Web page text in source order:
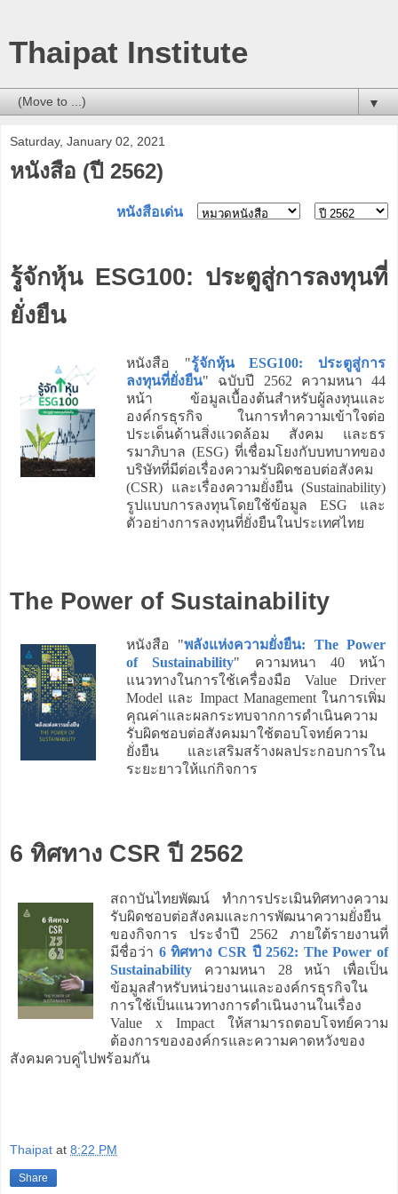
Thaipat Institute
▼
Saturday, January 02, 2021
หนังสือ (ปี 2562)
หนังสือเด่น
รู้จักหุ้น ESG100: ประตูสู่การลงทุนที่
ยั่งยืน
หนังสือ "รู้จักหุ้น ESG100: ประตูสู่การ
ลงทุนที่ยั่งยืน" ฉบับปี 2562 ความหนา 44
หน้า ข้อมูลเบื้องต้นสำหรับผู้ลงทุนและ
องค์กรธุรกิจ ในการทำความเข้าใจต่อ
ประเด็นด้านสิ่งแวดล้อม สังคม และธร
รมาภิบาล (ESG) ที่เชื่อมโยงกับบทบาทของ
บริษัทที่มีต่อเรื่องความรับผิดชอบต่อสังคม
(CSR) และเรื่องความยั่งยืน (Sustainability)
รูปแบบการลงทุนโดยใช้ข้อมูล ESG และ
ตัวอย่างการลงทุนที่ยั่งยืนในประเทศไทย
The Power of Sustainability
หนังสือ "พลังแห่งความยั่งยืน: The Power
of Sustainability" ความหนา 40 หน้า
แนวทางในการใช้เครื่องมือ Value Driver
Model และ Impact Management ในการเพิ่ม
คุณค่าและผลกระทบจากการดำเนินความ
รับผิดชอบต่อสังคมมาใช้ตอบโจทย์ความ
ยั่งยืน และเสริมสร้างผลประกอบการใน
ระยะยาวให้แก่กิจการ
6 ทิศทาง CSR ปี 2562
สถาบันไทยพัฒน์ ทำการประเมินทิศทางความ
รับผิดชอบต่อสังคมและการพัฒนาความยั่งยืน
ของกิจการ ประจำปี 2562 ภายใต้รายงานที่
มีชื่อว่า 6 ทิศทาง CSR ปี 2562: The Power of
Sustainability ความหนา 28 หน้า เพื่อเป็น
ข้อมูลสำหรับหน่วยงานและองค์กรธุรกิจใน
การใช้เป็นแนวทางการดำเนินงานในเรื่อง
Value x Impact ให้สามารถตอบโจทย์ความ
ต้องการขององค์กรและความคาดหวังของ
สังคมควบคู่ไปพร้อมกัน
Thaipat at 8:22 PM
Share